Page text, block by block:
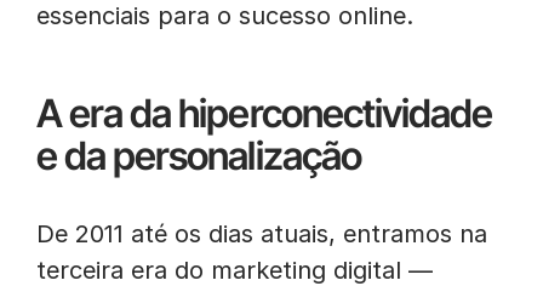
essenciais para o sucesso online.
A era da hiperconectividade
e da personalização
De 2011 até os dias atuais, entramos na
terceira era do marketing digital —